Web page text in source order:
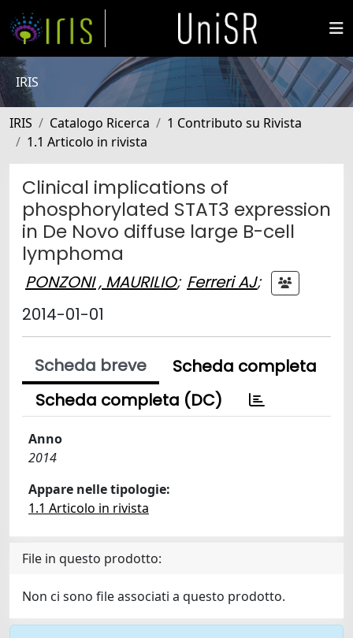
IRIS
IRIS Catalogo Ricerca
1 Contributo su Rivista
1.1 Articolo in rivista
Clinical implications of
phosphorylated STAT3 expression
in De Novo diffuse large B-cell
lymphoma
PONZONI , MAURILIO; Ferreri AJ;
2014-01-01
Scheda breve
Scheda completa
Scheda completa (DC)
Anno
2014
Appare nelle tipologie:
1.1 Articolo in rivista
File in questo prodotto:
Non ci sono file associati a questo prodotto.